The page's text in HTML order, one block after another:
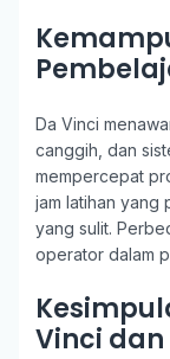
Da Vinci
canggih, dan
mempercepat
jam latihan yang
yang sulit.
operator dalam
Vinci